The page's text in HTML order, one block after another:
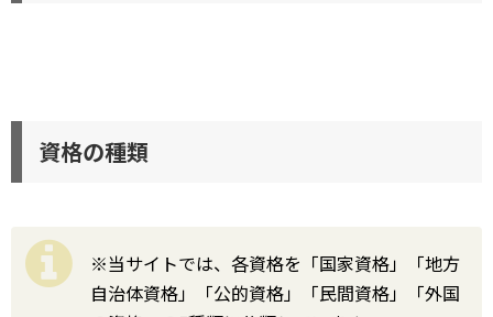
資格の種類
※当サイトでは、各資格を「国家資格」「地方
自治体資格」「公的資格」「民間資格」「外国